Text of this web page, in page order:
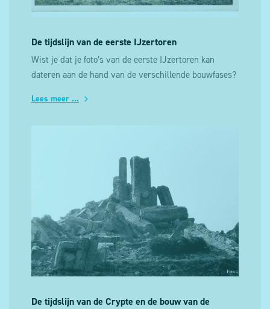
De tijdslijn van de eerste IJzertoren
Wist je dat je foto’s van de eerste IJzertoren kan
dateren aan de hand van de verschillende bouwfases?
Lees meer ...
De tijdslijn van de Crypte en de bouw van de